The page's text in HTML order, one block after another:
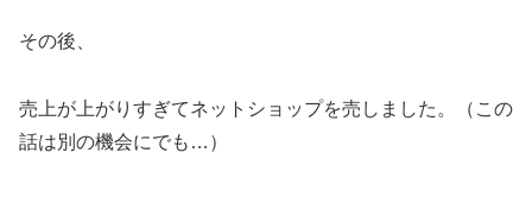
その後、
売上が上がりすぎてネットショップを売しました。（この
話は別の機会にでも…）